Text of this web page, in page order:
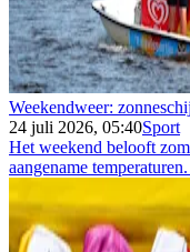
Weekendweer:
24 juli 2026, 05:40Sport
Het weekend belooft
aangename